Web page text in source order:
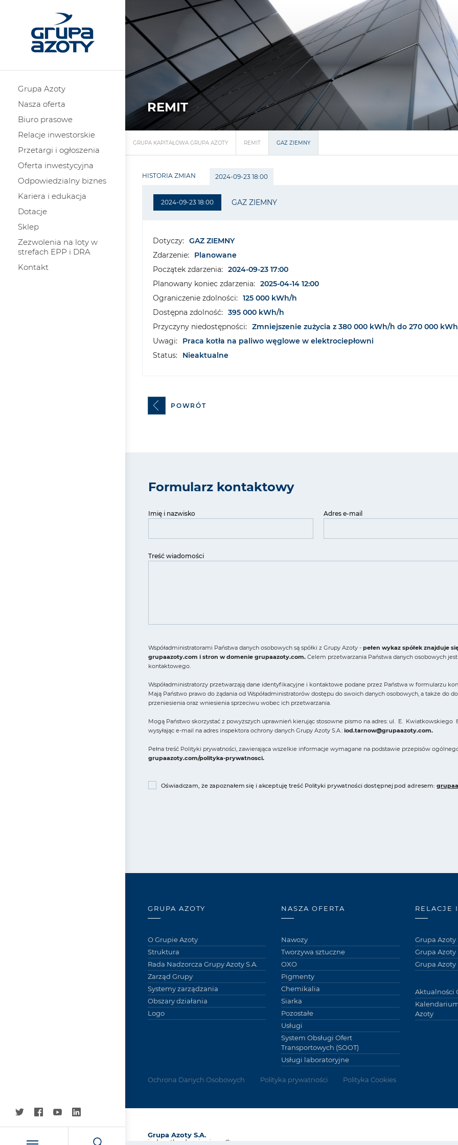
Grupa Azoty
Nasza oferta
Biuro prasowe
Relacje inwestorskie
Przetargi i ogłoszenia
Oferta inwestycyjna
Odpowiedzialny biznes
Kariera i edukacja
Dotacje
Sklep
Zezwolenia na loty w
strefach EPP i DRA
Kontakt
REMIT
GRUPA KAPITAŁOWA GRUPA AZOTY REMIT GAZ ZIEMNY
HISTORIA ZMIAN 2024-09-23 18:00
2024-09-23 18:00 GAZ ZIEMNY
Dotyczy:
GAZ ZIEMNY
Zdarzenie:
Planowane
Początek zdarzenia:
2024-09-23 17:00
Planowany koniec zdarzenia:
2025-04-14 12:00
Ograniczenie zdolności:
125 000 kWh/h
Dostępna zdolność:
395 000 kWh/h
Przyczyny niedostępności:
Zmniejszenie zużycia z 380 000 kWh/h do 270 000
Uwagi:
Praca kotła na paliwo węglowe w elektrociepłowni
Status:
Nieaktualne
POWRÓT
Formularz kontaktowy
Imię i nazwisko Adres e-mail
Treść wiadomości
Współadministratorami Państwa danych osobowych są spółki z Grupy Azoty -pełen wykaz spółek znajduje
grupaazoty.com i stron w domenie grupaazoty.com. Celem przetwarzania Państwa danych osobowych
kontaktowego.
Współadministratorzy przetwarzają dane identyfikacyjne i kontaktowe podane przez Państwa w formularzu
Mają Państwo prawo do żądania od Współadministratorów dostępu do swoich danych osobowych, a także do
przeniesienia oraz wniesienia sprzeciwu wobec ich przetwarzania.
Mogą Państwo skorzystać z powyższych uprawnień kierując stosowne pismo na adres: ul. E. Kwiatkowskiego
wysyłając e-mail na adres inspektora ochrony danych Grupy Azoty S.A.:iod.tarnow@grupaazoty.com.
Pełna treść Polityki prywatności, zawierająca wszelkie informacje wymagane na podstawie przepisów
grupaazoty.com/polityka-prywatnosci.
Oświadczam, że zapoznałem się i akceptuję treść Polityki prywatności dostępnej pod adresem:
GRUPA AZOTY
O Grupie Azoty
Struktura
Rada Nadzorcza Grupy Azoty S.A.
Zarząd Grupy
Systemy zarządzania
Obszary działania
Logo
NASZA OFERTA
Nawozy
Tworzywa sztuczne
OXO
Pigmenty
Chemikalia
Siarka
Pozostałe
Usługi
System Obsługi Ofert
Transportowych (SOOT)
Usługi laboratoryjne
RELACJE
Grupa Azoty
Grupa Azoty
Grupa Azoty
Aktualności
Azoty
Ochrona Danych Osobowych Polityka prywatności Polityka Cookies
Grupa Azoty S.A.
jednostka dominująca Grupy